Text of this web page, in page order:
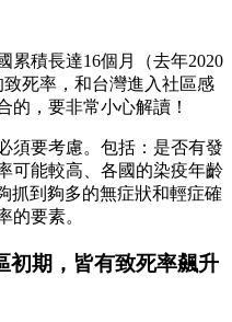
累積長達16個月（去年2020
死率，和台灣進入社區感
的，要非常小心解讀！
須要考慮。包括：是否有發
可能較高、各國的染疫年齡
抓到夠多的無症狀和輕症確
的要素。
初期，皆有致死率飆升